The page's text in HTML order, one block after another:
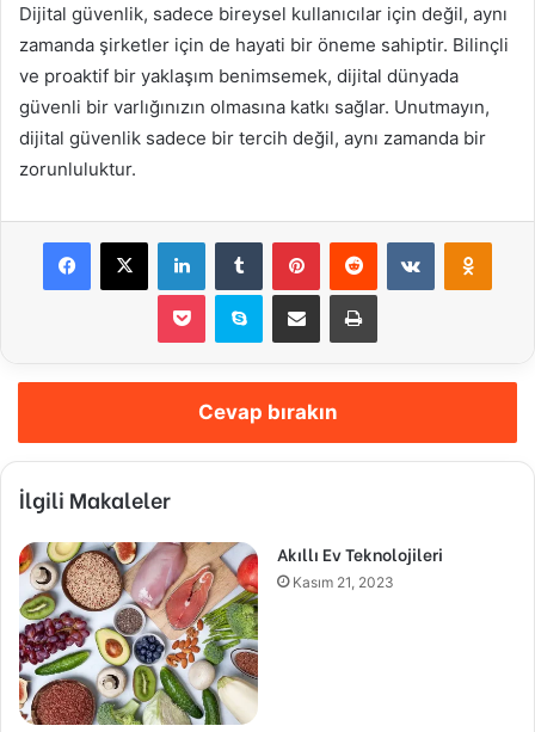
Dijital güvenlik, sadece bireysel kullanıcılar için değil, aynı
zamanda şirketler için de hayati bir öneme sahiptir. Bilinçli
ve proaktif bir yaklaşım benimsemek, dijital dünyada
güvenli bir varlığınızın olmasına katkı sağlar. Unutmayın,
dijital güvenlik sadece bir tercih değil, aynı zamanda bir
zorunluluktur.
Facebook
X LinkedInTumblr PinterestReddit VKontakte
Pocket Skype E-Posta ile paylaş Yazdır
Cevap bırakın
İlgili Makaleler
Akıllı Ev Teknolojileri
Kasım 21, 2023